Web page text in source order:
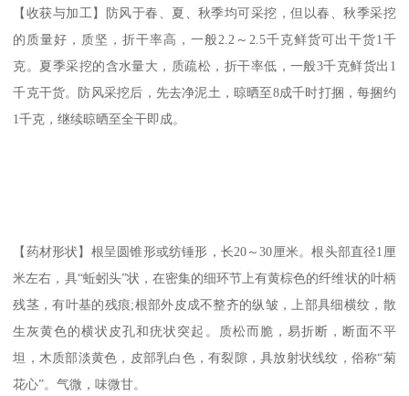
【收获与加工】防风于春、夏、秋季均可采挖，但以春、秋季采挖
的质量好，质坚，折干率高，一般2.2～2.5千克鲜货可出干货1千
克。夏季采挖的含水量大，质疏松，折干率低，一般3千克鲜货出1
千克干货。防风采挖后，先去净泥土，晾晒至8成千时打捆，每捆约
1千克，继续晾晒至全干即成。
【药材形状】根呈圆锥形或纺锤形，长20～30厘米。根头部直径1厘
米左右，具“蚯蚓头”状，在密集的细环节上有黄棕色的纤维状的叶柄
残茎，有叶基的残痕;根部外皮成不整齐的纵皱，上部具细横纹，散
生灰黄色的横状皮孔和疣状突起。质松而脆，易折断，断面不平
坦，木质部淡黄色，皮部乳白色，有裂隙，具放射状线纹，俗称“菊
花心”。气微，味微甘。